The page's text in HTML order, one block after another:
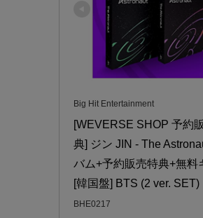
Big Hit Entertainment
[WEVERSE SHOP 予約
典] ジン JIN - The
バム+予約販売特典+無料
[韓国盤] BTS (2 ver. SET)
BHE0217